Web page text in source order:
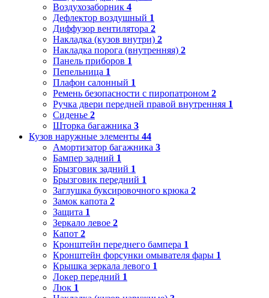
Воздухозаборник 4
Дефлектор воздушный 1
Диффузор вентилятора 2
Накладка (кузов внутри) 2
Накладка порога (внутренняя) 2
Панель приборов 1
Пепельница 1
Плафон салонный 1
Ремень безопасности с пиропатроном 2
Ручка двери передней правой внутренняя 1
Сиденье 2
Шторка багажника 3
Кузов наружные элементы 44
Амортизатор багажника 3
Бампер задний 1
Брызговик задний 1
Брызговик передний 1
Заглушка буксировочного крюка 2
Замок капота 2
Защита 1
Зеркало левое 2
Капот 2
Кронштейн переднего бампера 1
Кронштейн форсунки омывателя фары 1
Крышка зеркала левого 1
Локер передний 1
Люк 1